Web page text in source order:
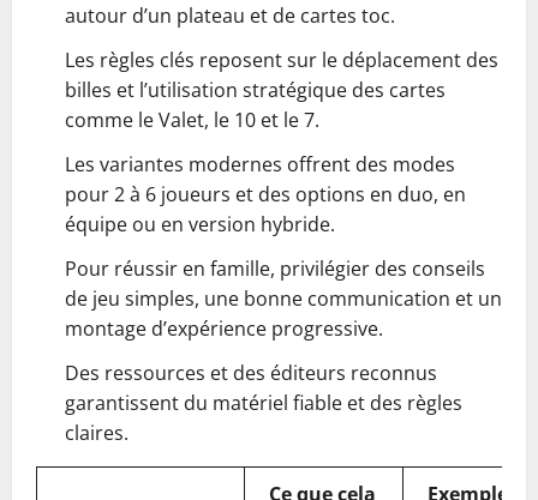
autour d’un plateau et de cartes toc.
Les règles clés reposent sur le déplacement des
billes et l’utilisation stratégique des cartes
comme le Valet, le 10 et le 7.
Les variantes modernes offrent des modes
pour 2 à 6 joueurs et des options en duo, en
équipe ou en version hybride.
Pour réussir en famille, privilégier des conseils
de jeu simples, une bonne communication et un
montage d’expérience progressive.
Des ressources et des éditeurs reconnus
garantissent du matériel fiable et des règles
claires.
Ce que cela
Exemple ou